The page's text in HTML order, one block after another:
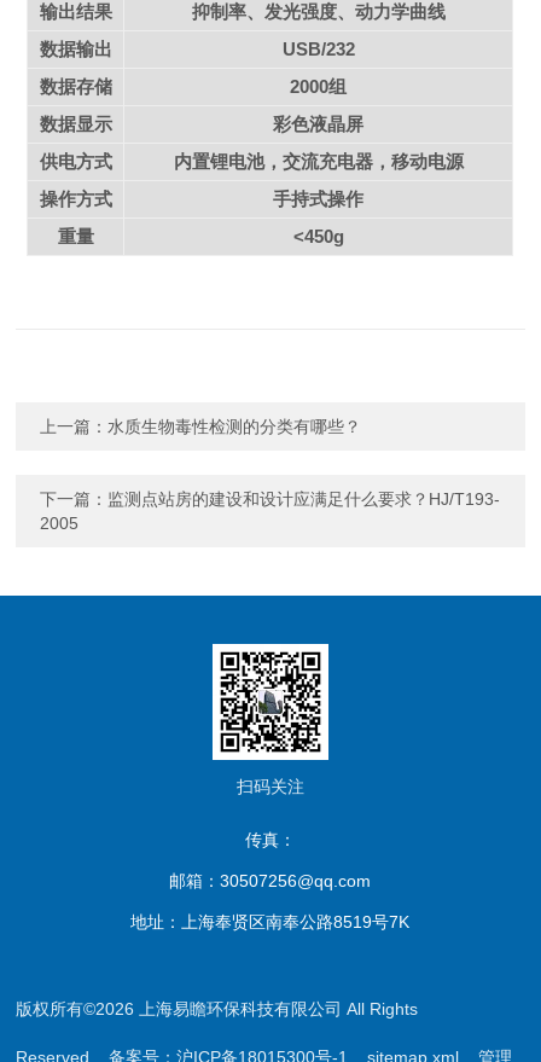
输出结果
抑制率、发光强度、动力学曲线
数据输出
USB/232
数据存储
2000组
数据显示
彩色液晶屏
供电方式
内置锂电池，交流充电器，移动电源
操作方式
手持式操作
重量
<450g
上一篇： 水质生物毒性检测的分类有哪些？
下一篇： 监测点站房的建设和设计应满足什么要求？HJ/T193-
2005
扫码关注
传真：
邮箱：30507256@qq.com
地址：上海奉贤区南奉公路8519号7K
版权所有©2026 上海易瞻环保科技有限公司 All Rights
Reserved备案号：沪ICP备18015300号-1 sitemap.xml 管理